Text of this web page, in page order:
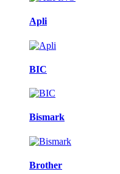
Apli
BIC
Bismark
Brother